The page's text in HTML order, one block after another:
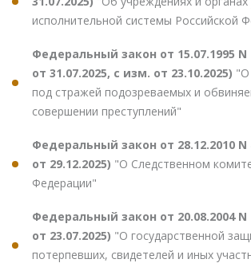
исполнительной системы Российской
Федеральный закон от 15.07.1995
от 31.07.2025, с изм. от 23.10.2025) "О
под стражей подозреваемых и
совершении преступлений"
Федеральный закон от 28.12.2010
от 29.12.2025) "О Следственном
Федерации"
Федеральный закон от 20.08.2004
от 23.07.2025) "О государственной
потерпевших, свидетелей и иных